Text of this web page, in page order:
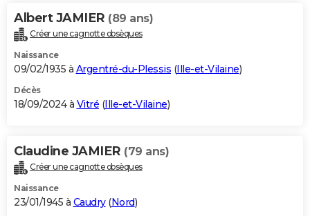
Albert JAMIER (89 ans)
Créer une cagnotte obsèques
Naissance
09/02/1935 à Argentré-du-Plessis (Ille-et-Vilaine)
Décès
18/09/2024 à Vitré (Ille-et-Vilaine)
Claudine JAMIER (79 ans)
Créer une cagnotte obsèques
Naissance
23/01/1945 à Caudry(Nord)